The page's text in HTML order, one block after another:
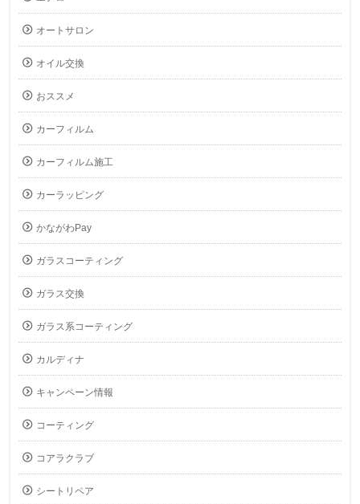
オートサロン
オイル交換
おススメ
カーフィルム
カーフィルム施工
カーラッピング
かながわPay
ガラスコーティング
ガラス交換
ガラス系コーティング
カルディナ
キャンペーン情報
コーティング
コアラクラブ
シートリペア